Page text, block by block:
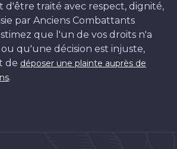
d'être traité avec respect, dignité,
par Anciens Combattants
que l'un de vos droits n'a
qu'une décision est injuste,
de déposer une plainte auprès de
.